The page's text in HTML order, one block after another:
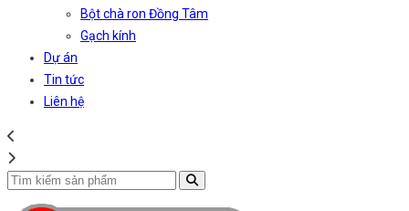
Bột chà ron Đồng Tâm
Gạch kính
Dự án
Tin tức
Liên hệ